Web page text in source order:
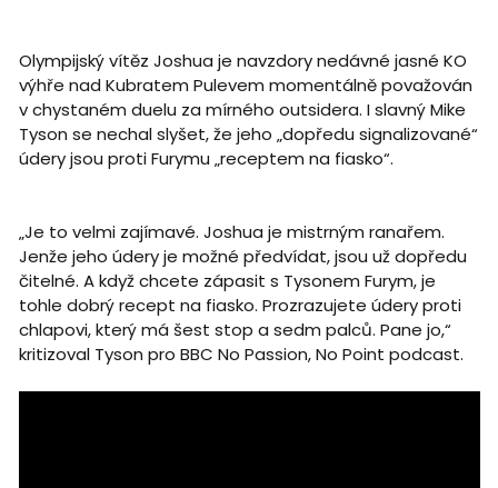
Olympijský vítěz Joshua je navzdory nedávné jasné KO
výhře nad Kubratem Pulevem momentálně považován
v chystaném duelu za mírného outsidera. I slavný Mike
Tyson se nechal slyšet, že jeho „dopředu signalizované“
údery jsou proti Furymu „receptem na fiasko“.
„Je to velmi zajímavé. Joshua je mistrným ranařem.
Jenže jeho údery je možné předvídat, jsou už dopředu
čitelné. A když chcete zápasit s Tysonem Furym, je
tohle dobrý recept na fiasko. Prozrazujete údery proti
chlapovi, který má šest stop a sedm palců. Pane jo,“
kritizoval Tyson pro BBC No Passion, No Point podcast.